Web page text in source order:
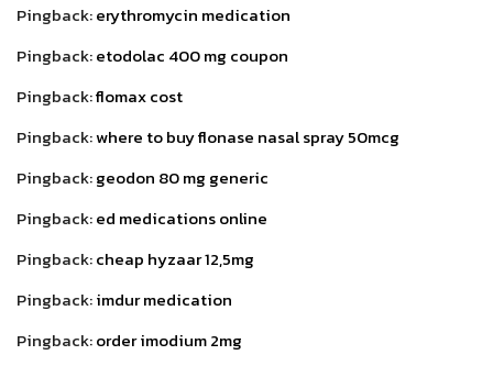
Pingback:erythromycin medication
Pingback:etodolac 400 mg coupon
Pingback:flomax cost
Pingback:where to buy flonase nasal spray 50mcg
Pingback:geodon 80 mg generic
Pingback:ed medications online
Pingback:cheap hyzaar 12,5mg
Pingback:imdur medication
Pingback:order imodium 2mg